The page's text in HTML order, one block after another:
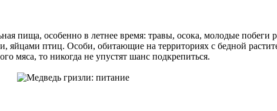
пища, особенно в летнее время: травы, осока, молодые побеги
птиц. Особи, обитающие на территориях с бедной
мяса, то никогда не упустят шанс подкрепиться.